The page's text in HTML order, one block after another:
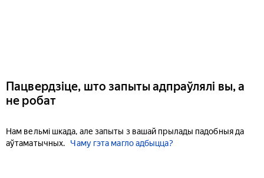
Пацвердзіце, што запыты адпраўлялі вы, а
не робат
Нам вельмі шкада, але запыты з вашай прылады падобныя да
аўтаматычных.
Чаму гэта магло адбыцца?